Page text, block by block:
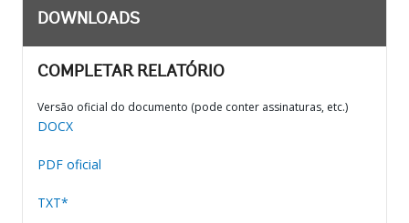
DOWNLOADS
COMPLETAR RELATÓRIO
Versão oficial do documento (pode conter assinaturas, etc.)
DOCX
PDF oficial
TXT*